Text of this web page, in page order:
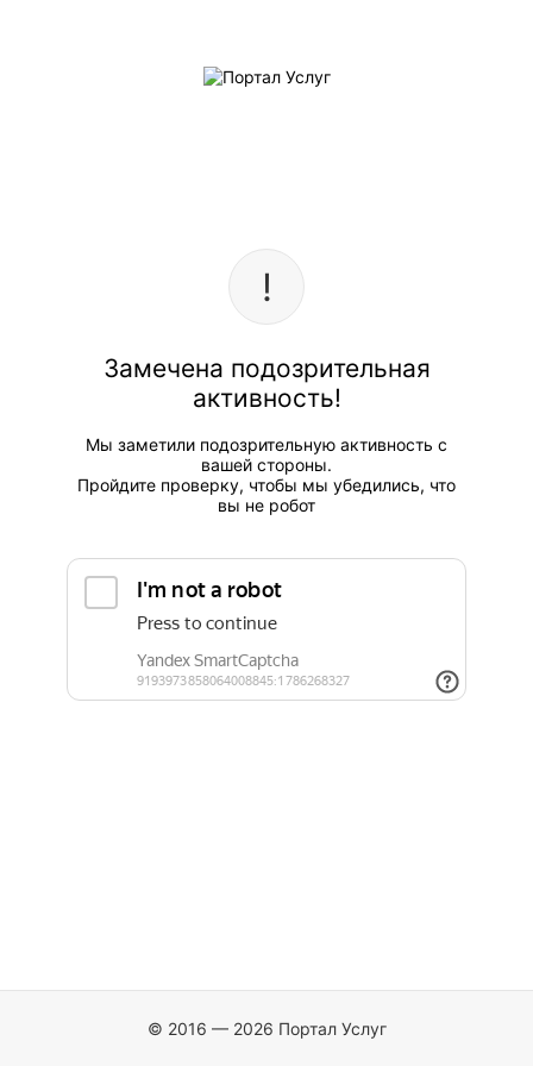
Замечена подозрительная
активность!
Мы заметили подозрительную активность с
вашей стороны.
Пройдите проверку, чтобы мы убедились, что
вы не робот
© 2016 — 2026 Портал Услуг